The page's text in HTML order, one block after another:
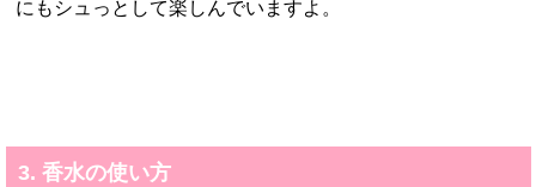
にもシュっとして楽しんでいますよ。
3. 香水の使い方